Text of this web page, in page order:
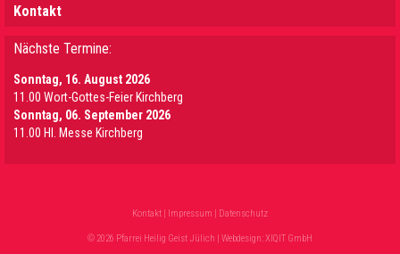
Kontakt
Nächste Termine:
Sonntag, 16. August 2026
11.00 Wort-Gottes-Feier Kirchberg
Sonntag, 06. September 2026
11.00 Hl. Messe Kirchberg
Kontakt | Impressum | Datenschutz
© 2026 Pfarrei Heilig Geist Jülich | Webdesign:XIQIT GmbH